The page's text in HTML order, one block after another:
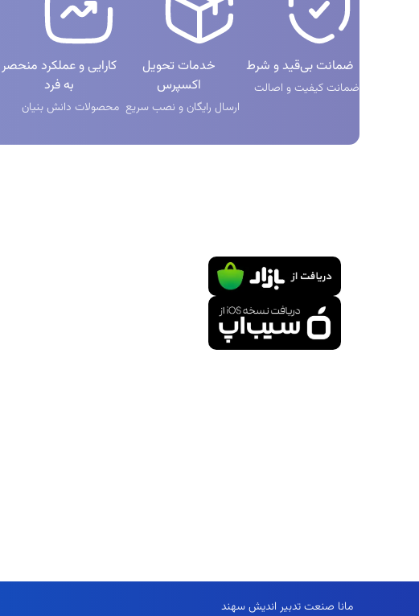
ضمانت بی‌قید و شرط
ضمانت کیفیت و اصالت
خدمات تحویل
اکسپرس
ارسال رایگان و نصب سریع
کارایی و عملکرد منحصر
به فرد
محصولات دانش بنیان
مانا صنعت تدبیر اندیش سهند